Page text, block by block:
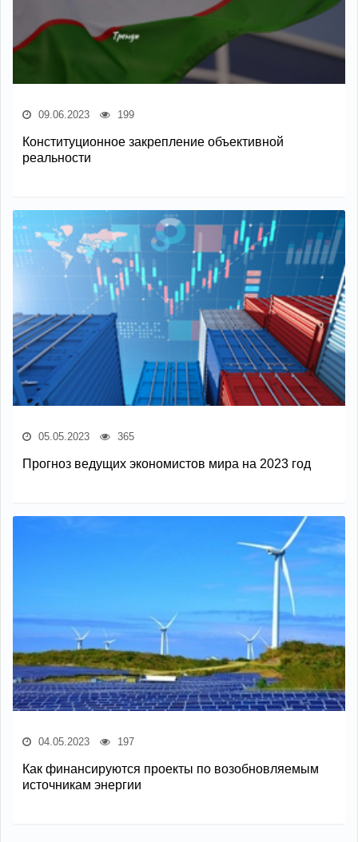
09.06.2023 199
Конституционное закрепление объективной
реальности
05.05.2023 365
Прогноз ведущих экономистов мира на 2023 год
04.05.2023 197
Как финансируются проекты по возобновляемым
источникам энергии